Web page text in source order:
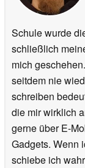
Schule wurde
schließlich
mich
seitdem nie
schreiben
die mir wirklich
gerne über E-
Gadgets. Wenn
schiebe ich